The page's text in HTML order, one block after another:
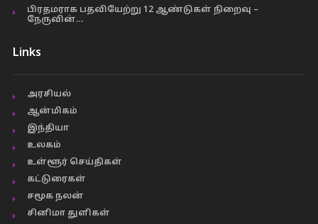
பிரதமராக பதவியேற்று 12 ஆண்டுகள் நிறைவு –
நேருவின்…
Links
அரசியல்
ஆன்மிகம்
இந்தியா
உலகம்
உள்ளூர் செய்திகள்
கட்டுரைகள்
சமூக நலன்
சினிமா துளிகள்